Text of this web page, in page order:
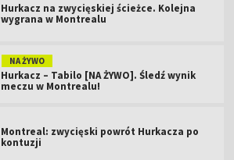
Hurkacz na zwycięskiej ścieżce. Kolejna
wygrana w Montrealu
NA ŻYWO
Hurkacz – Tabilo [NA ŻYWO]. Śledź wynik
meczu w Montrealu!
Montreal: zwycięski powrót Hurkacza po
kontuzji